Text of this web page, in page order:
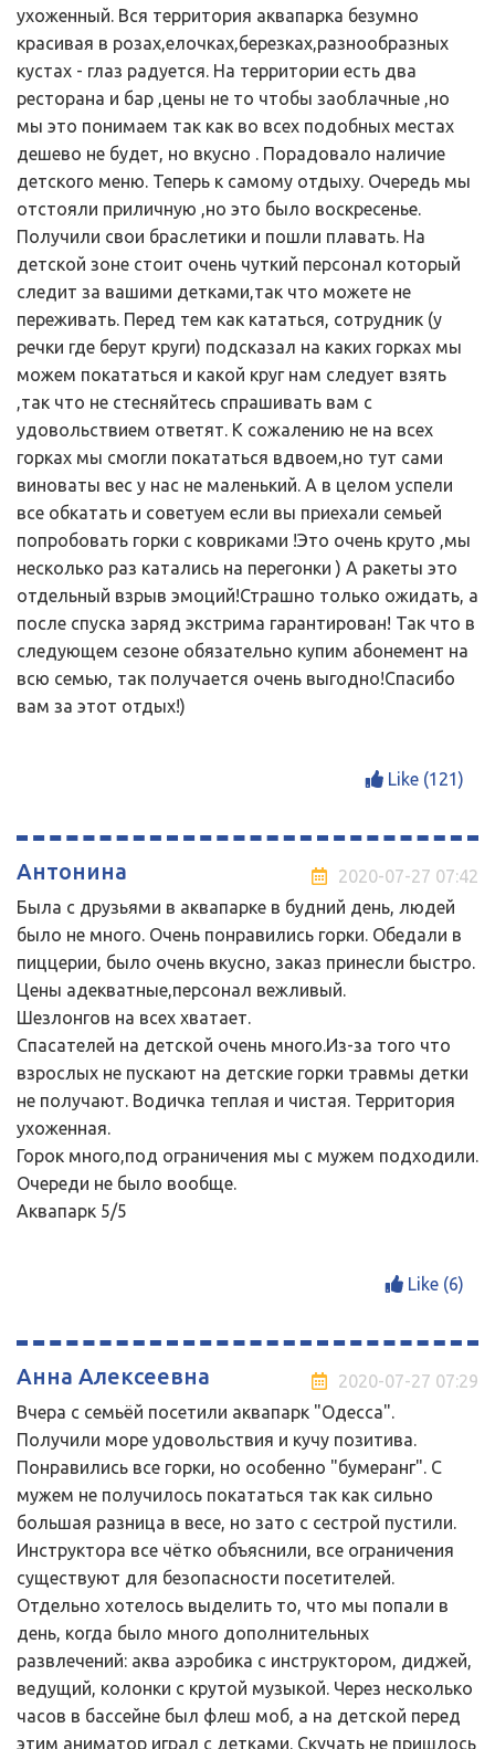
ухоженный. Вся территория аквапарка безумно
красивая в розах,елочках,березках,разнообразных
кустах - глаз радуется. На территории есть два
ресторана и бар ,цены не то чтобы заоблачные ,но
мы это понимаем так как во всех подобных местах
дешево не будет, но вкусно . Порадовало наличие
детского меню. Теперь к самому отдыху. Очередь мы
отстояли приличную ,но это было воскресенье.
Получили свои браслетики и пошли плавать. На
детской зоне стоит очень чуткий персонал который
следит за вашими детками,так что можете не
переживать. Перед тем как кататься, сотрудник (у
речки где берут круги) подсказал на каких горках мы
можем покататься и какой круг нам следует взять
,так что не стесняйтесь спрашивать вам с
удовольствием ответят. К сожалению не на всех
горках мы смогли покататься вдвоем,но тут сами
виноваты вес у нас не маленький. А в целом успели
все обкатать и советуем если вы приехали семьей
попробовать горки с ковриками !Это очень круто ,мы
несколько раз катались на перегонки ) А ракеты это
отдельный взрыв эмоций!Страшно только ожидать, а
после спуска заряд экстрима гарантирован! Так что в
следующем сезоне обязательно купим абонемент на
всю семью, так получается очень выгодно!Спасибо
вам за этот отдых!)
Like (121 )
Антонина
2020-07-27 07:42
Была с друзьями в аквапарке в будний день, людей
было не много. Очень понравились горки. Обедали в
пиццерии, было очень вкусно, заказ принесли быстро.
Цены адекватные,персонал вежливый.
Шезлонгов на всех хватает.
Спасателей на детской очень много.Из-за того что
взрослых не пускают на детские горки травмы детки
не получают. Водичка теплая и чистая. Территория
ухоженная.
Горок много,под ограничения мы с мужем подходили.
Очереди не было вообще.
Аквапарк 5/5
Like (6)
Анна Алексеевна
2020-07-27 07:29
Вчера с семьёй посетили аквапарк "Одесса".
Получили море удовольствия и кучу позитива.
Понравились все горки, но особенно "бумеранг". С
мужем не получилось покататься так как сильно
большая разница в весе, но зато с сестрой пустили.
Инструктора все чётко объяснили, все ограничения
существуют для безопасности посетителей.
Отдельно хотелось выделить то, что мы попали в
день, когда было много дополнительных
развлечений: аква аэробика с инструктором, диджей,
ведущий, колонки с крутой музыкой. Через несколько
часов в бассейне был флеш моб, а на детской перед
этим аниматор играл с детками. Скучать не пришлось